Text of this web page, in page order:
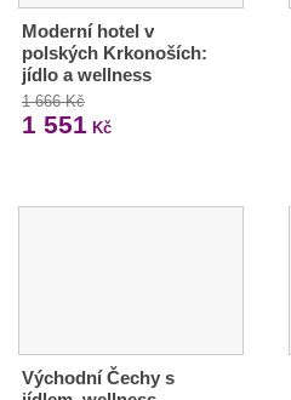
Moderní hotel v
polských Krkonoších:
jídlo a wellness
1 666 Kč
1 551 Kč
Východní Čechy s